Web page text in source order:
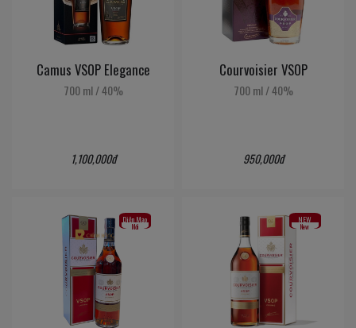
Camus VSOP Elegance
700 ml /40%
1,100,000đ
Courvoisier VSOP
700 ml /40%
950,000đ
Diện Mạo
Mới
NEW
New